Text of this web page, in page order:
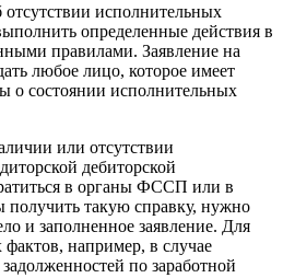
исполнительных
определенные действия в
правилами. Заявление на
любое лицо, которое имеет
о состоянии исполнительных
или отсутствии
дебиторской
в органы ФССП или в
получить такую справку, нужно
и заполненное заявление. Для
например, в случае
по заработной